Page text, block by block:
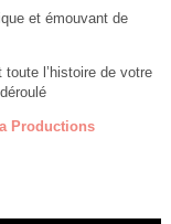
et émouvant de
l’histoire de votre
Productions